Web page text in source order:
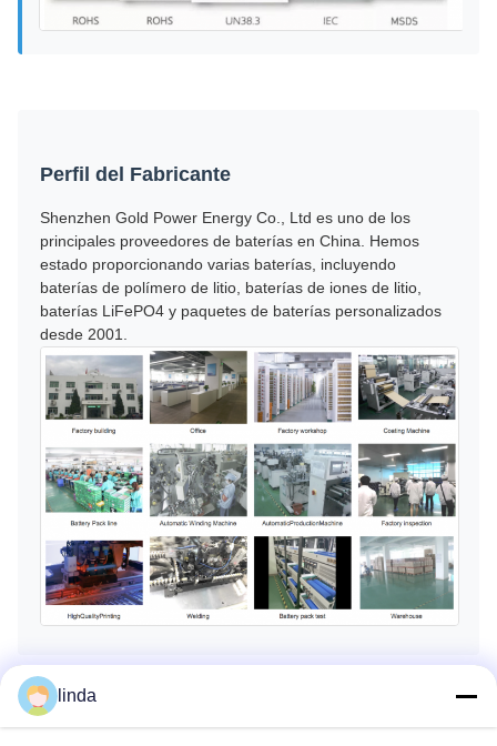
Perfil del Fabricante
Shenzhen Gold Power Energy Co., Ltd es uno de los
principales proveedores de baterías en China. Hemos
estado proporcionando varias baterías, incluyendo
baterías de polímero de litio, baterías de iones de litio,
baterías LiFePO4 y paquetes de baterías personalizados
desde 2001.
Las Etiquetas:
linda